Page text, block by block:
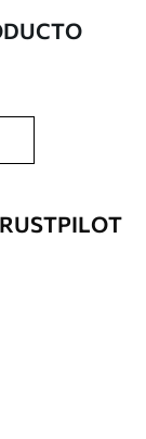
de barniz
de pared con
sin